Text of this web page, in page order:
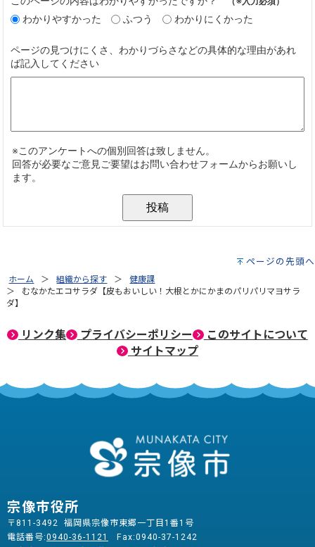
ページの先頭へ
ホーム 組織から探す
健康課
むなかたエコサラダ【皮もおいしい！大根とかにかまのパリパリマヨサラ
ダ】
リンク集 プライバシーポリシー
このサイトについて
サイトマップ
宗像市役所
〒811-3492 福岡県宗像市東郷一丁目1番1号
電話番号:0940-36-1121
Fax:0940-37-1242